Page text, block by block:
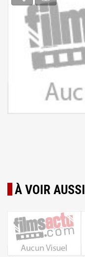
À VOIR AUSSI